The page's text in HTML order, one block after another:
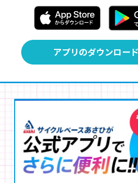
アプリのダウンロー